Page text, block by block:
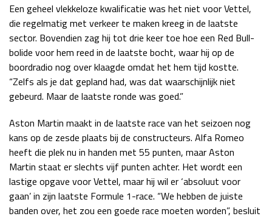
Een geheel vlekkeloze kwalificatie was het niet voor Vettel,
die regelmatig met verkeer te maken kreeg in de laatste
sector. Bovendien zag hij tot drie keer toe hoe een Red Bull-
bolide voor hem reed in de laatste bocht, waar hij op de
boordradio nog over klaagde omdat het hem tijd kostte.
“Zelfs als je dat gepland had, was dat waarschijnlijk niet
gebeurd. Maar de laatste ronde was goed.”
Aston Martin maakt in de laatste race van het seizoen nog
kans op de zesde plaats bij de constructeurs. Alfa Romeo
heeft die plek nu in handen met 55 punten, maar Aston
Martin staat er slechts vijf punten achter. Het wordt een
lastige opgave voor Vettel, maar hij wil er ‘absoluut voor
gaan’ in zijn laatste Formule 1-race. “We hebben de juiste
banden over, het zou een goede race moeten worden”, besluit